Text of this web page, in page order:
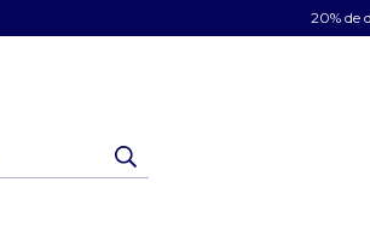
20% de